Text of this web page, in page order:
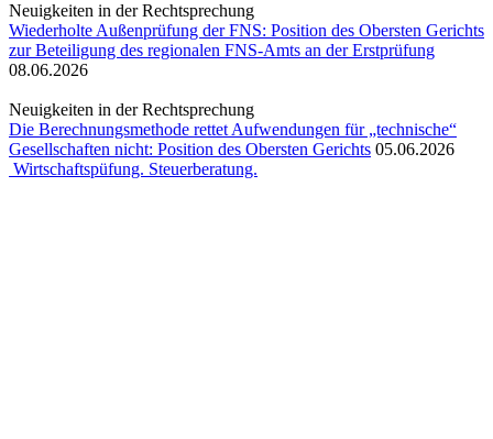
Neuigkeiten in der Rechtsprechung
Wiederholte Außenprüfung der FNS: Position des Obersten Gerichts
zur Beteiligung des regionalen FNS-Amts an der Erstprüfung
08.06.2026
Neuigkeiten in der Rechtsprechung
Die Berechnungsmethode rettet Aufwendungen für „technische“
Gesellschaften nicht: Position des Obersten Gerichts 05.06.2026
Wirtschaftspüfung. Steuerberatung.